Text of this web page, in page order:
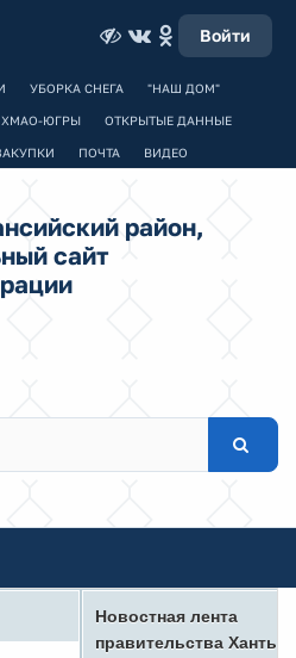
Войти
УБОРКА СНЕГА "НАШ ДОМ"
ХМАО-ЮГРЫ ОТКРЫТЫЕ ДАННЫЕ
ПОЧТА ВИДЕО
район,
сайт
Новостная лента
правительства Ханты-